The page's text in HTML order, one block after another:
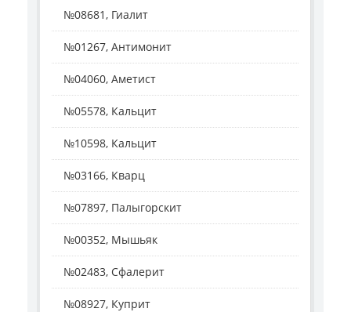
№08681, Гиалит
№01267, Антимонит
№04060, Аметист
№05578, Кальцит
№10598, Кальцит
№03166, Кварц
№07897, Палыгорскит
№00352, Мышьяк
№02483, Сфалерит
№08927, Куприт